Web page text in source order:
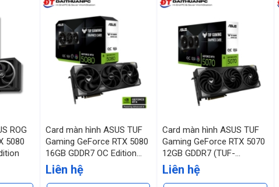
ROG
5080
Card màn hình ASUS TUF
Gaming GeForce RTX 5080
16GB GDDR7 OC Edition
(TUF-RTX5080-O16G-
GAMING)
Liên hệ
Card màn hình ASUS TUF
Gaming GeForce RTX 5070
12GB GDDR7 (TUF-
RTX5070-12G-GAMING)
Liên hệ